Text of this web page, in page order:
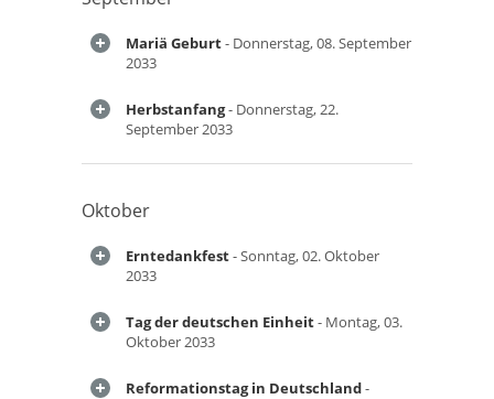
Mariä Geburt- Donnerstag, 08. September
2033
Herbstanfang- Donnerstag, 22.
September 2033
Oktober
Erntedankfest- Sonntag, 02. Oktober
2033
Tag der deutschen Einheit- Montag, 03.
Oktober 2033
Reformationstag in Deutschland-